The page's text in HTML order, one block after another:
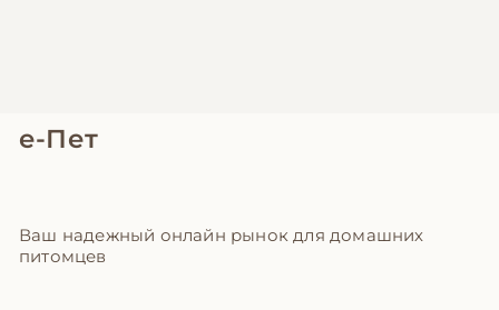
е-Пет
Ваш надежный онлайн рынок для домашних
питомцев